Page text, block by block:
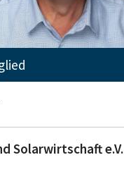
Solarwirtschaft e.V.